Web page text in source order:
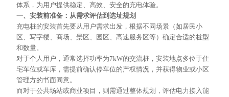
体系，为用户提供稳定、高效、安全的充电体验。
一、安装前准备：从需求评估到选址规划
充电桩的安装首先要从用户需求出发，根据不同场景（如居民小
区、写字楼、商场、景区、园区、高速服务区等）确定合适的桩型
和数量。
对于个人用户，通常选择功率为7kW的交流桩，安装地点多位于住
宅车位或车库，需提前确认停车位的产权情况，并获得物业或小区
管理方的书面同意。
而对于公共场站或商业项目，则需通过整体规划，评估电力接入能